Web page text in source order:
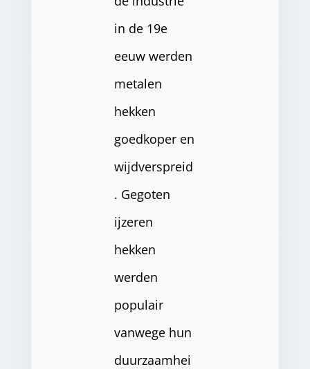
in de 19e
eeuw werden
metalen
hekken
goedkoper en
wijdverspreid
. Gegoten
ijzeren
hekken
werden
populair
vanwege hun
duurzaamhei